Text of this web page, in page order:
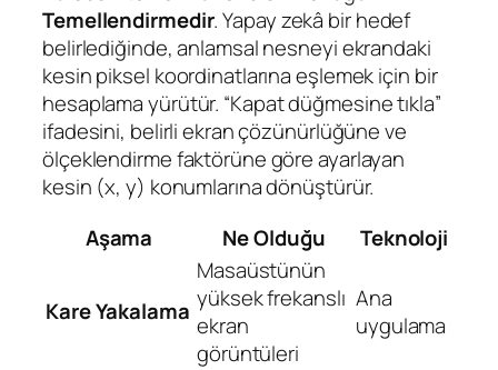
Temellendirmedir. Yapay zekâ bir hedef
belirlediğinde, anlamsal nesneyi ekrandaki
kesin piksel koordinatlarına eşlemek için bir
hesaplama yürütür. “Kapat düğmesine tıkla”
ifadesini, belirli ekran çözünürlüğüne ve
ölçeklendirme faktörüne göre ayarlayan
kesin (x, y) konumlarına dönüştürür.
Aşama
Ne Olduğu Teknoloji
Kare Yakalama
Masaüstünün
yüksek frekanslı
ekran
görüntüleri
Ana
uygulama